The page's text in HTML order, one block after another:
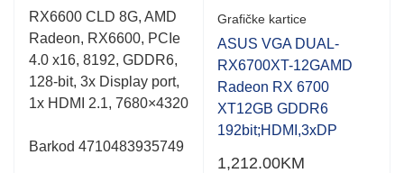
Rated
0.001
out
of
5
RX6600 CLD 8G, AMD
Radeon, RX6600, PCIe
4.0 x16, 8192, GDDR6,
128-bit, 3x Display port,
1x HDMI 2.1, 7680×4320
Barkod 4710483935749
Rated
0.001
out
of
5
Grafičke kartice
ASUS VGA DUAL-
RX6700XT-12GAMD
Radeon RX 6700
XT12GB GDDR6
192bit;HDMI,3xDP
1,212.00KM